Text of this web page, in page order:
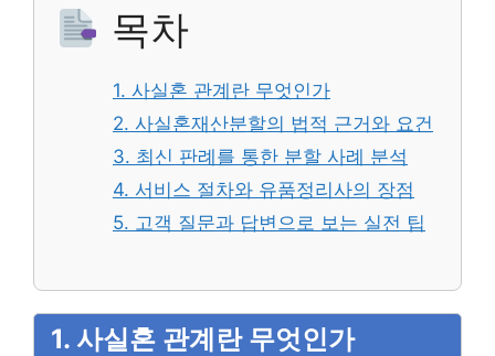
목차
1. 사실혼 관계란 무엇인가
2. 사실혼재산분할의 법적 근거와 요건
3. 최신 판례를 통한 분할 사례 분석
4. 서비스 절차와 유품정리사의 장점
5. 고객 질문과 답변으로 보는 실전 팁
1. 사실혼 관계란 무엇인가